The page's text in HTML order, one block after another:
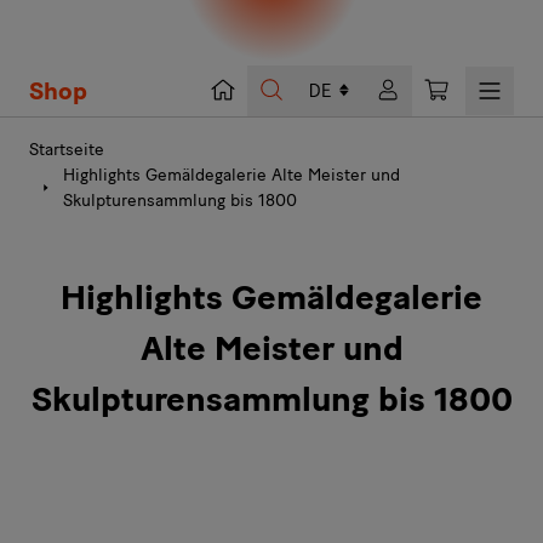
Shop Suche Warenkorb
Startseite
Highlights Gemäldegalerie Alte Meister und
Skulpturensammlung bis 1800
Highlights Gemäldegalerie
Alte Meister und
Skulpturensammlung bis 1800